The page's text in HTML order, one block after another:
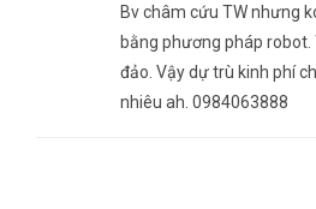
Bv châm cứu TW nhưng
bằng phương pháp robot.
đảo. Vậy dự trù kinh phí
nhiêu ah. 0984063888